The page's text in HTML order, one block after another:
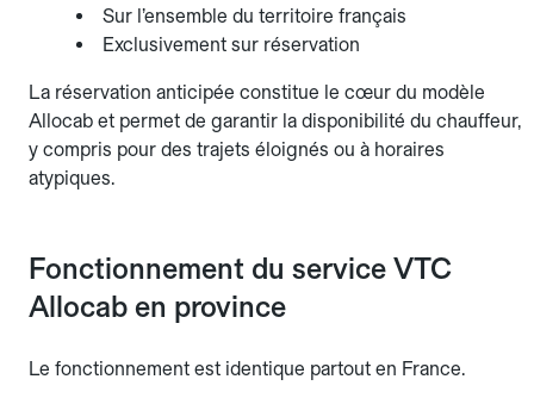
Sur l’ensemble du territoire français
Exclusivement sur réservation
La réservation anticipée constitue le cœur du modèle
Allocab et permet de garantir la disponibilité du chauffeur,
y compris pour des trajets éloignés ou à horaires
atypiques.
Fonctionnement du service VTC
Allocab en province
Le fonctionnement est identique partout en France.